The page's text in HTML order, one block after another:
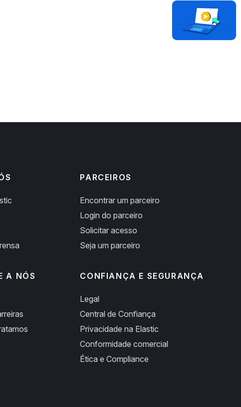
A NÓS
PARCEIROS
Encontrar um parceiro
Login do parceiro
Solicitar acesso
Seja um parceiro
CONFIANÇA E SEGURANÇA
Legal
Central de Confiança
Privacidade na Elastic
Conformidade comercial
Ética e Compliance